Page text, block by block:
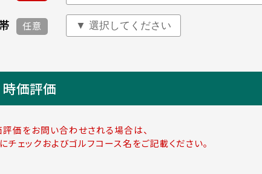
任意
価評価
価をお問い合わせされる場合は、
ェックおよびゴルフコース名をご記載ください。